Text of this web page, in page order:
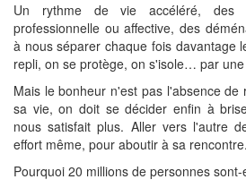
Un rythme de vie accéléré, des
professionnelle ou affective, des
à nous séparer chaque fois davantage
repli, on se protège, on s'isole… par
Mais le bonheur n'est pas l'absence
sa vie, on doit se décider enfin à
nous satisfait plus. Aller vers l'autre
effort même, pour aboutir à sa rencontre.
Pourquoi 20 millions de personnes